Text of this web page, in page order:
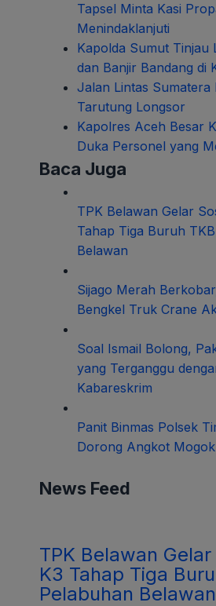
Tapsel Minta Kasi
Menindaklanjuti
Kapolda Sumut Tinjau
dan Banjir Bandang di
Jalan Lintas Sumatera
Tarutung Longsor
Kapolres Aceh Besar
Duka Personel yang
Baca Juga
TPK Belawan Gelar
Tahap Tiga Buruh
Belawan
Sijago Merah
Bengkel Truk Crane
Soal Ismail Bolong,
yang Terganggu
Kabareskrim
Panit Binmas Polsek
Dorong Angkot Mogok
News Feed
TPK Belawan
K3 Tahap Tiga
Pelabuhan Belawan